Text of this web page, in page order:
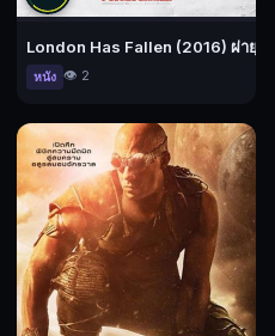
าร ดับแผนอหังการ์
London Has Fallen (2016) ผ่ายุ
หนัง 👁️ 2